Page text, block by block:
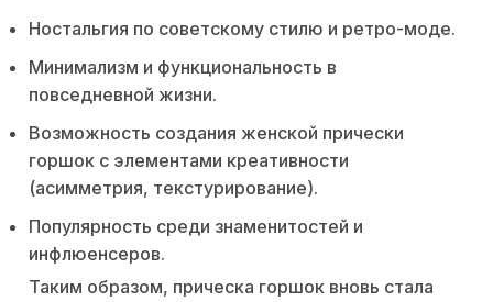
Ностальгия по советскому стилю и ретро-моде.
Минимализм и функциональность в
повседневной жизни.
Возможность создания женской прически
горшок с элементами креативности
(асимметрия, текстурирование).
Популярность среди знаменитостей и
инфлюенсеров.
Таким образом, прическа горшок вновь стала